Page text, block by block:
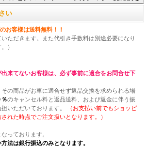
い
お客様は送料無料！！
いただきます。また代引き手数料は別途必要になり
）
来てないお客様は、必ず事前に適合をお問合せ下
の商品がお車に適合せず返品交換を求められる場
％のキャンセル料と返品送料、および返金に伴う振
いただいております。
（お支払い前でもショッピ
れた時点でご注文扱いとなります。）
っております。
法は銀行振込のみとなります。